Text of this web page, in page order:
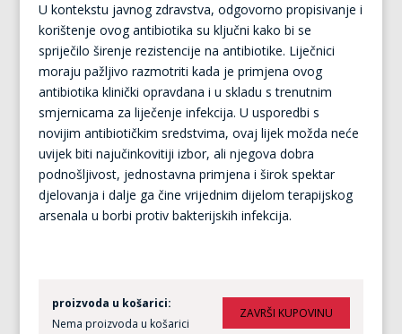
U kontekstu javnog zdravstva, odgovorno propisivanje i
korištenje ovog antibiotika su ključni kako bi se
spriječilo širenje rezistencije na antibiotike. Liječnici
moraju pažljivo razmotriti kada je primjena ovog
antibiotika klinički opravdana i u skladu s trenutnim
smjernicama za liječenje infekcija. U usporedbi s
novijim antibiotičkim sredstvima, ovaj lijek možda neće
uvijek biti najučinkovitiji izbor, ali njegova dobra
podnošljivost, jednostavna primjena i širok spektar
djelovanja i dalje ga čine vrijednim dijelom terapijskog
arsenala u borbi protiv bakterijskih infekcija.
proizvoda u košarici:
Nema proizvoda u košarici